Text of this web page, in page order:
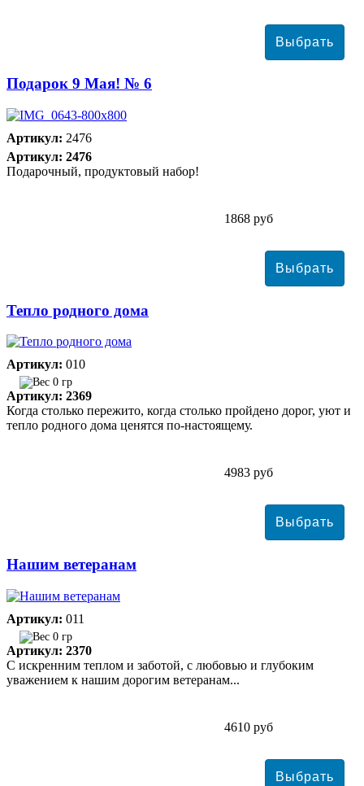
Подарок 9 Мая! № 6
Артикул: 2476
Артикул: 2476
Подарочный, продуктовый набор!
1868 руб
Тепло родного дома
Артикул: 010
0 гр
Артикул: 2369
Когда столько пережито, когда столько пройдено дорог, уют и
тепло родного дома ценятся по-настоящему.
4983 руб
Нашим ветеранам
Артикул: 011
0 гр
Артикул: 2370
С искренним теплом и заботой, с любовью и глубоким
уважением к нашим дорогим ветеранам...
4610 руб